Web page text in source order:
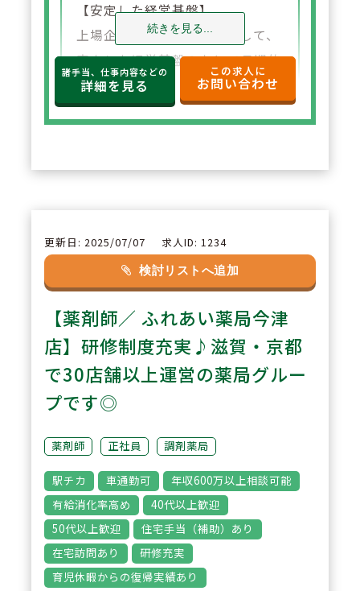
【安定した経営基盤】
上場企業グループの一員として、
安定した経営基盤のもとで長期的
に安心して働ける環境が整ってい
ます。福利厚生や各種制度も充実
POINT 2
【充実した教育体制】
OJTを中心に、本社フォローやW
EB研修など教育体制が整ってお
り、経験に不安のある方でも安心
してスタートできます。継続的に
す。
POINT3
【幅広い業務経験】
調剤業務に加え、在宅医療やセル
フメディケーション支援、地域活
動など幅広い業務に携わることが
続きを見る...
諸手当、仕事内容などの
詳細を見る
この求人に
お問い合わせ
更新日: 2025/07/07 求人ID: 1234
検討リストへ追加
【薬剤師／ ふれあい薬局今津
店】研修制度充実♪滋賀・京都
で30店舗以上運営の薬局グルー
プです◎
薬剤師 正社員 調剤薬局
駅チカ 車通勤可
年収600万以上相談可能
有給消化率高め
40代以上歓迎
50代以上歓迎
住宅手当（補助）あり
在宅訪問あり
研修充実
育児休暇からの復帰実績あり